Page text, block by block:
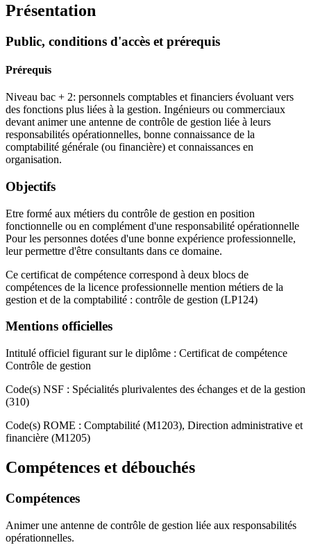
Présentation
Public, conditions d'accès et prérequis
Prérequis
Niveau bac + 2: personnels comptables et financiers évoluant vers
des fonctions plus liées à la gestion. Ingénieurs ou commerciaux
devant animer une antenne de contrôle de gestion liée à leurs
responsabilités opérationnelles, bonne connaissance de la
comptabilité générale (ou financière) et connaissances en
organisation.
Objectifs
Etre formé aux métiers du contrôle de gestion en position
fonctionnelle ou en complément d'une responsabilité opérationnelle
Pour les personnes dotées d'une bonne expérience professionnelle,
leur permettre d'être consultants dans ce domaine.
Ce certificat de compétence correspond à deux blocs de
compétences de la licence professionnelle mention métiers de la
gestion et de la comptabilité : contrôle de gestion (LP124)
Mentions officielles
Intitulé officiel figurant sur le diplôme : Certificat de compétence
Contrôle de gestion
Code(s) NSF : Spécialités plurivalentes des échanges et de la gestion
(310)
Code(s) ROME : Comptabilité (M1203), Direction administrative et
financière (M1205)
Compétences et débouchés
Compétences
Animer une antenne de contrôle de gestion liée aux responsabilités
opérationnelles.